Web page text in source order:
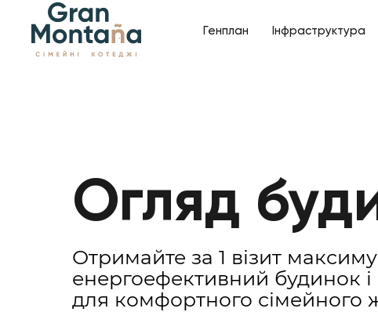
Генплан Інфраструктура
Отримайте за 1 візит
енергоефективний будинок
для комфортного сімейного
Огляд